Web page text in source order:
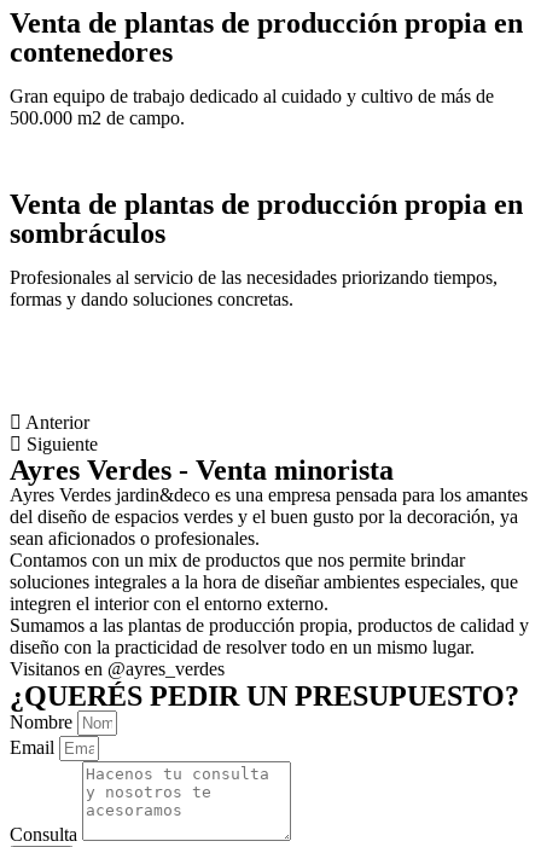
Venta de plantas de producción propia en
contenedores
Gran equipo de trabajo dedicado al cuidado y cultivo de más de
500.000 m2 de campo.
Venta de plantas de producción propia en
sombráculos
Profesionales al servicio de las necesidades priorizando tiempos,
formas y dando soluciones concretas.
Anterior
Siguiente
Ayres Verdes - Venta minorista
Ayres Verdes jardin&deco es una empresa pensada para los amantes
del diseño de espacios verdes y el buen gusto por la decoración, ya
sean aficionados o profesionales.
Contamos con un mix de productos que nos permite brindar
soluciones integrales a la hora de diseñar ambientes especiales, que
integren el interior con el entorno externo.
Sumamos a las plantas de producción propia, productos de calidad y
diseño con la practicidad de resolver todo en un mismo lugar.
Visitanos en @ayres_verdes
¿QUERÉS PEDIR UN PRESUPUESTO?
Nombre
Email
Consulta